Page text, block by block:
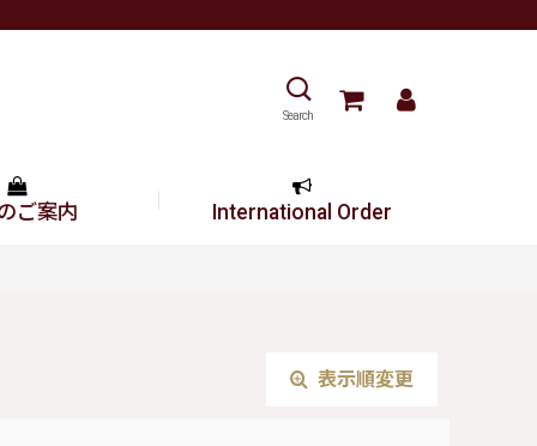
Search
ご案内 International Order
表示順変更